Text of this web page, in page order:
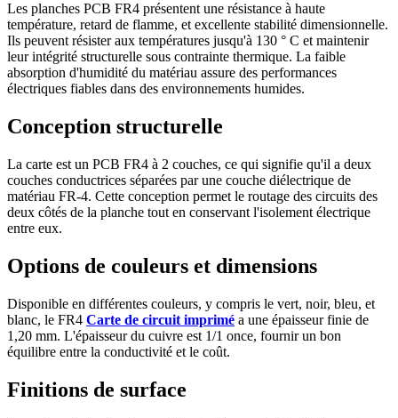
Les planches PCB FR4 présentent une résistance à haute
température, retard de flamme, et excellente stabilité dimensionnelle.
Ils peuvent résister aux températures jusqu'à 130 ° C et maintenir
leur intégrité structurelle sous contrainte thermique. La faible
absorption d'humidité du matériau assure des performances
électriques fiables dans des environnements humides.
Conception structurelle
La carte est un PCB FR4 à 2 couches, ce qui signifie qu'il a deux
couches conductrices séparées par une couche diélectrique de
matériau FR-4. Cette conception permet le routage des circuits des
deux côtés de la planche tout en conservant l'isolement électrique
entre eux.
Options de couleurs et dimensions
Disponible en différentes couleurs, y compris le vert, noir, bleu, et
blanc, le FR4 Carte de circuit imprimé a une épaisseur finie de
1,20 mm. L'épaisseur du cuivre est 1/1 once, fournir un bon
équilibre entre la conductivité et le coût.
Finitions de surface